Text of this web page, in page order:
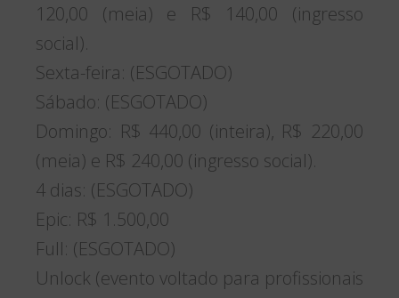
120,00 (meia) e R$ 140,00 (ingresso
social).
Sexta-feira: (ESGOTADO)
Sábado: (ESGOTADO)
Domingo: R$ 440,00 (inteira), R$ 220,00
(meia) e R$ 240,00 (ingresso social).
4 dias: (ESGOTADO)
Epic: R$ 1.500,00
Full: (ESGOTADO)
Unlock (evento voltado para profissionais